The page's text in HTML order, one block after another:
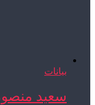
بيانات
سعيد